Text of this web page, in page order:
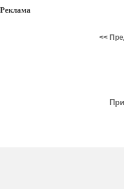
Реклама
<<